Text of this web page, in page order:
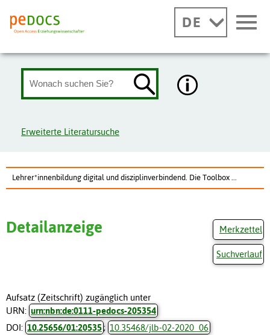
DE
Erweiterte Literatursuche
Lehrer*innenbildung digital und disziplinverbindend. Die Toolbox ...
Merkzettel
Suchverlauf
Detailanzeige
Aufsatz (Zeitschrift) zugänglich unter
URN: urn:nbn:de:0111-pedocs-205354
DOI: 10.25656/01:20535; 10.35468/jlb-02-2020_06